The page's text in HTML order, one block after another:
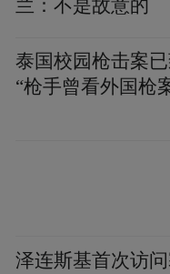
兰：不是故意的
泰国校园枪击案已
“枪手曾看外国枪
泽连斯基首次访